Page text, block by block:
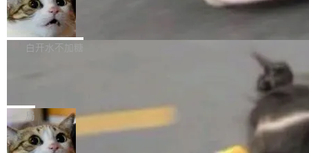
库继续执行。存储库是持久化的唯一真相...
样的次旗舰。 Galaxy Z Fold8 Ultra / Z Fold8 /
Z Flip8三款折叠屏新机均在7月22日发布，且全
部搭载骁龙8 Elite Gen5 for Galaxy，它们本该
ltaDB 的核心思路直接写在 landing page 最显
眼的位置：「Software is made between com
mits」——软件是在 commit 之间写出来的。git
是把这段空隙补上。 回退到任何一次编辑：Delt
aDB 捕获 commit 之间的每一次操作，...
SpaceXAI 单季资本开支达 183 亿美元
根据风险投资人Tomer Tunguz 博客（VC 分
析）披露的最新分析与第二季度业绩报告，Spac
微软同期总资本开支的四成。 与亚马逊、Alpha
bet、微软以及 Meta 等传统科技巨头相比，Spa
ceXAI的资金消耗速度尤为引人瞩目。然而，支
白开水不加糖
一个在终端里运行的编程 agent；Muse Spark
1.2，驱动这个 agent 的新模型。一句话概括：
你可以用 curl -fsSL https://dev.meta.ai/install.
局
美团开源 LoHoSearch，用知识图谱校